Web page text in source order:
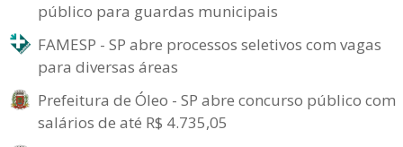
público para guardas municipais
FAMESP - SP abre processos seletivos com vagas
para diversas áreas
Prefeitura de Óleo - SP abre concurso público com
salários de até R$ 4.735,05